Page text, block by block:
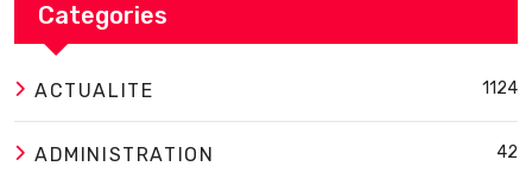
Categories
ACTUALITE 1124
ADMINISTRATION 42